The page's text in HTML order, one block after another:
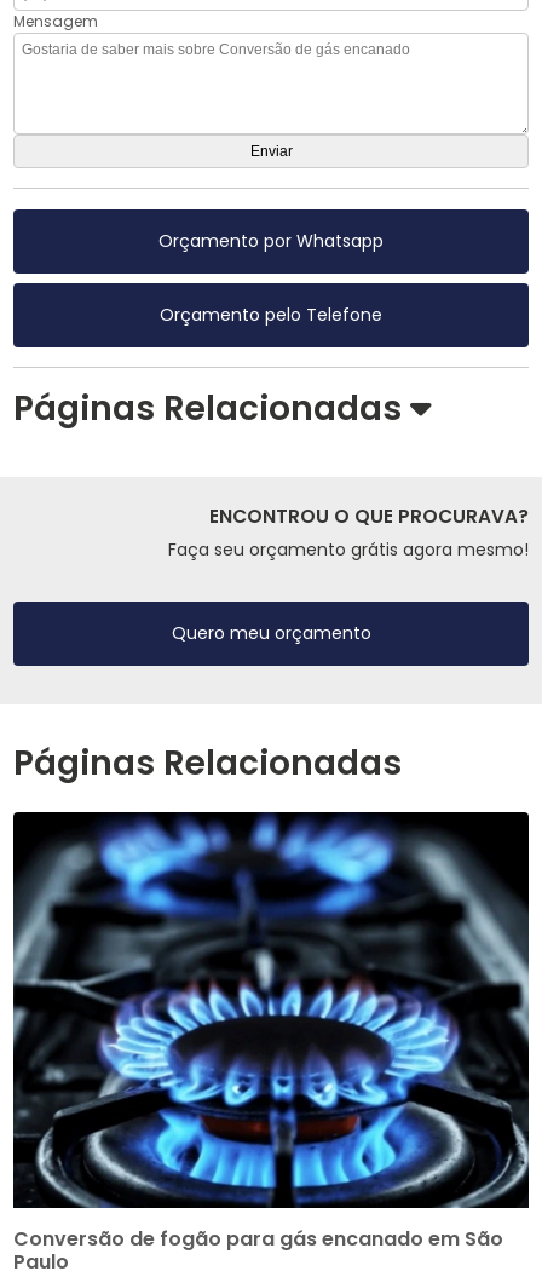
Mensagem
Orçamento por Whatsapp
Orçamento pelo Telefone
Páginas Relacionadas
ENCONTROU O QUE PROCURAVA?
Faça seu orçamento grátis agora mesmo!
Quero meu orçamento
Páginas Relacionadas
Conversão de fogão para gás encanado em São
Paulo